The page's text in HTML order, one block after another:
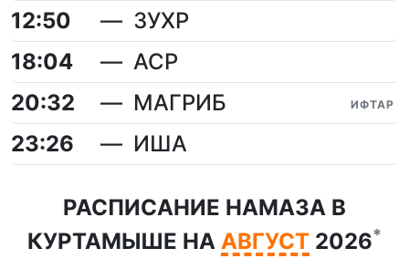
12:50
ЗУХР
18:04
АСР
20:32
МАГРИБ ИФТАР
23:26 ИША
РАСПИСАНИЕ НАМАЗА В
КУРТАМЫШЕ НА АВГУСТ 2026*